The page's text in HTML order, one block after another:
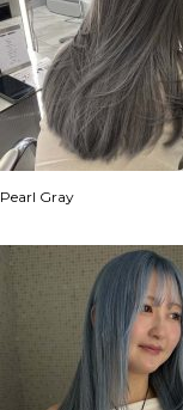
Pearl Gray